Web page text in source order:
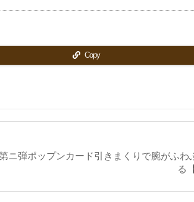
Copy
ニ弾ポップンカード引きまくりで腕がふわ
る